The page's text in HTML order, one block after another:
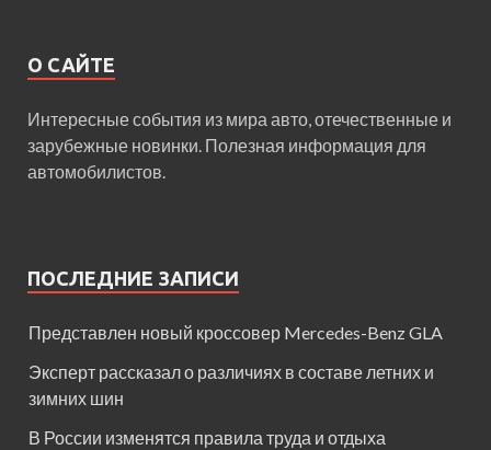
О САЙТЕ
Интересные события из мира авто, отечественные и
зарубежные новинки. Полезная информация для
автомобилистов.
ПОСЛЕДНИЕ ЗАПИСИ
Представлен новый кроссовер Mercedes-Benz GLA
Эксперт рассказал о различиях в составе летних и
зимних шин
В России изменятся правила труда и отдыха